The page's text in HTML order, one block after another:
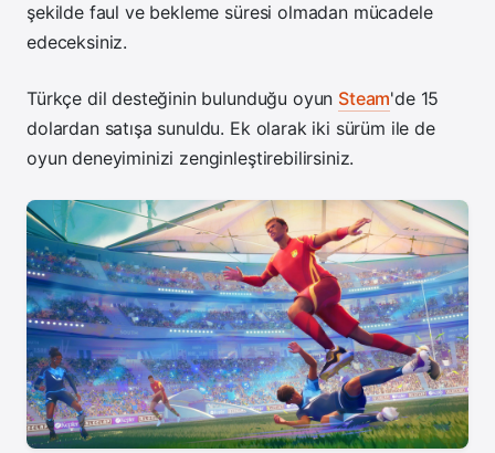
şekilde faul ve bekleme süresi olmadan mücadele
edeceksiniz.
Türkçe dil desteğinin bulunduğu oyun Steam'de 15
dolardan satışa sunuldu. Ek olarak iki sürüm ile de
oyun deneyiminizi zenginleştirebilirsiniz.